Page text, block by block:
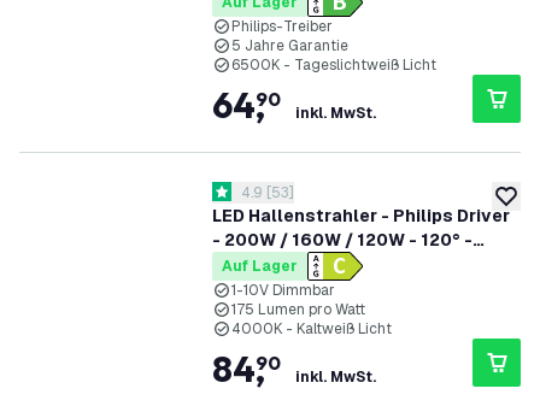
- 90° - 5 Jahre Garantie
Philips-Treiber
5 Jahre Garantie
6500K - Tageslichtweiß Licht
64,
90
inkl. MwSt.
zur
LED Hallenstrahler - Philips Driver
- 200W / 160W / 120W - 120° -
175lm/W - 4000K - IP65 - Dimmbar
- 5 Jahre Garantie - GS-geprüft
Bewertungsbereich öffnen
4.9 Bewertungssterne
4.9 [53]
Auf Lager
1-10V Dimmbar
175 Lumen pro Watt
4000K - Kaltweiß Licht
84,
90
inkl. MwSt.